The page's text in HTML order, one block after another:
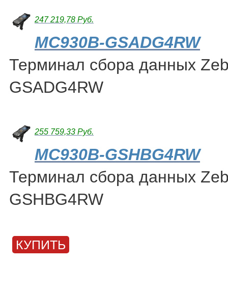
247 219,78 Руб.
MC930B-GSADG4RW
Терминал сбора данных
GSADG4RW
255 759,33 Руб.
MC930B-GSHBG4RW
Терминал сбора данных
GSHBG4RW
КУПИТЬ